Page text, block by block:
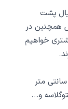
پشت
تولید میشود . این محصول همچنین در
بیشتری خواهیم
لمینت سرد ماسه ای یا شنی معمولاً برای کارهای چاپ شده استفاده میشود . و به عنوان محافظی برای کارهای چاپ شده به کار میرود . از آنجاییه سایز لمینت سرد براق بالاتر از 90 سانتی متر
و...